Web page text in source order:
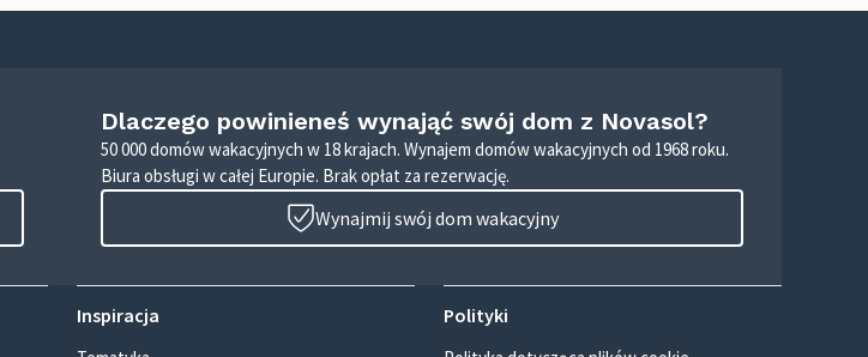
Dlaczego powinieneś wynająć swój dom z Novasol?
50 000 domów wakacyjnych w 18 krajach. Wynajem domów wakacyjnych od 1968 roku.
Biura obsługi w całej Europie. Brak opłat za rezerwację.
Wynajmij swój dom wakacyjny
Inspiracja Polityki